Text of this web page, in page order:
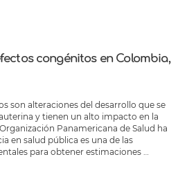
congénitos en Colombia,
son alteraciones del desarrollo que se
y tienen un alto impacto en la
Panamericana de Salud ha
en salud pública es una de las
para obtener estimaciones …